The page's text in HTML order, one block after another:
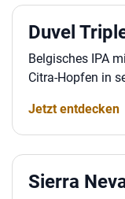
Duvel
Belgisches IPA
Citra-Hopfen in
Jetzt entdecken
Sierra